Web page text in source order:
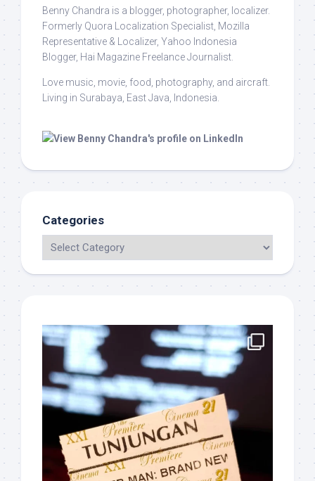
Benny Chandra is a blogger, photographer, localizer.
Formerly Quora Localization Specialist, Mozilla
Representative & Localizer, Yahoo Indonesia
Blogger, Hai Magazine Freelance Journalist.
Love music, movie, food, photography, and aircraft.
Living in Surabaya, East Java, Indonesia.
Categories